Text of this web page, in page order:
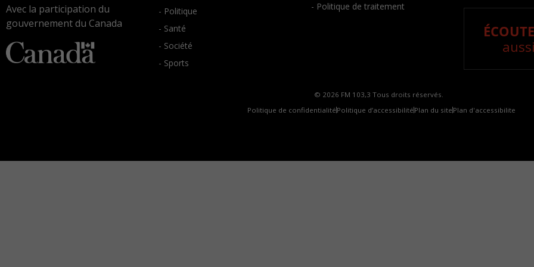
Avec la participation du
gouvernement du Canada
- Politique
- Santé
- Société
- Sports
- Politique de traitement
© 2026 FM 103,3 Tous droits réservés.
Politique de confidentialité Politique d’accessibilité Plan du site Plan d'accessibilite